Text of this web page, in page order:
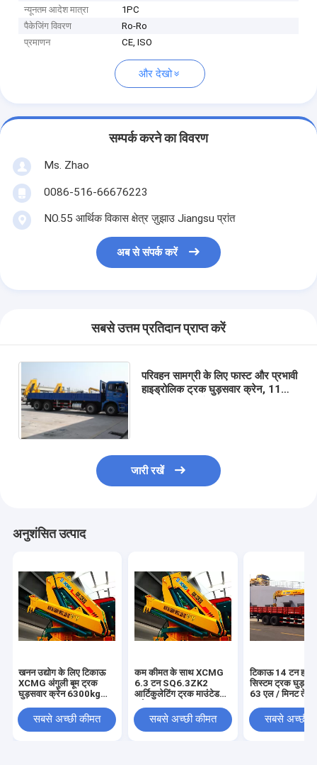
न्यूनतम आदेश मात्रा
1PC
पैकेजिंग विवरण
Ro-Ro
प्रमाणन
CE, ISO
और देखो
सम्पर्क करने का विवरण
Ms. Zhao
0086-516-66676223
NO.55 आर्थिक विकास क्षेत्र ज़ुझाउ Jiangsu प्रांत
अब से संपर्क करें
सबसे उत्तम प्रतिदान प्राप्त करें
परिवहन सामग्री के लिए फास्ट और प्रभावी
हाइड्रोलिक ट्रक घुड़सवार क्रेन, 11
जारी रखें
अनुशंसित उत्पाद
खनन उद्योग के लिए टिकाऊ
XCMG अंगुली बूम ट्रक
घुड़सवार क्रेन 6300kg
सबसे अच्छी कीमत
कम कीमत के साथ XCMG
6.3 टन SQ6.3ZK2
आर्टिकुलेटिंग ट्रक माउंटेड
सबसे अच्छी कीमत
टिकाऊ 14 टन
सिस्टम ट्रक
63 एल / मिनट तेल
सबसे अच्छी